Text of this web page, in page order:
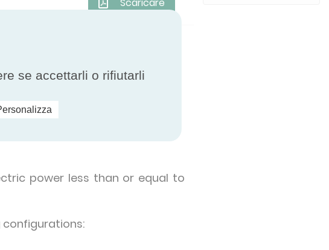
following technologies:
power less than or equal to
configurations:
se accettarli o rifiutarli